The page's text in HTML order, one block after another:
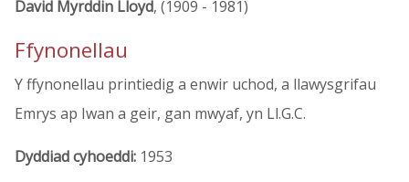
David Myrddin Lloyd, (1909 - 1981)
Ffynonellau
Y ffynonellau printiedig a enwir uchod, a llawysgrifau
Emrys ap Iwan a geir, gan mwyaf, yn Ll.G.C.
Dyddiad cyhoeddi: 1953